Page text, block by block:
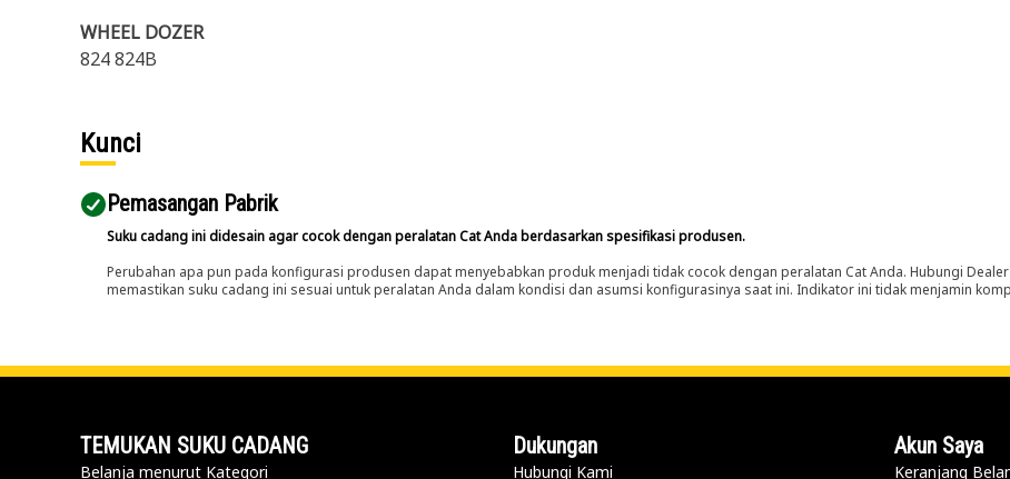
WHEEL DOZER
824 824B
Kunci
Pemasangan Pabrik
Suku cadang ini didesain agar cocok dengan peralatan Cat Anda berdasarkan spesifikasi produsen.
Perubahan apa pun pada konfigurasi produsen dapat menyebabkan produk menjadi tidak cocok dengan peralatan Cat Anda. Hubungi
memastikan suku cadang ini sesuai untuk peralatan Anda dalam kondisi dan asumsi konfigurasinya saat ini. Indikator ini tidak menjamin
TEMUKAN SUKU CADANG
Belanja menurut Kategori
Dukungan
Hubungi Kami
Akun Saya
Keranjang